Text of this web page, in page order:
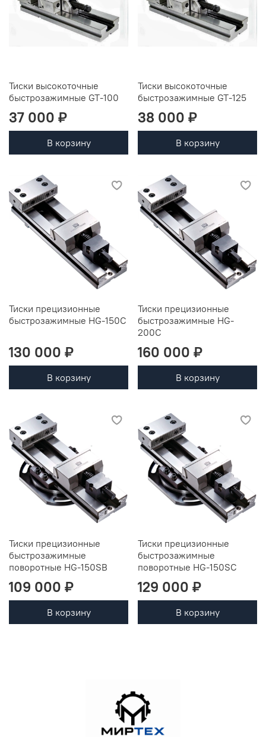
Тиски высокоточные
быстрозажимные GT-100
37 000 ₽
В корзину
Тиски высокоточные
быстрозажимные GT-125
38 000 ₽
В корзину
Тиски прецизионные
быстрозажимные HG-150C
130 000 ₽
В корзину
Тиски прецизионные
быстрозажимные HG-
200C
160 000 ₽
В корзину
Тиски прецизионные
быстрозажимные
поворотные HG-150SB
109 000 ₽
В корзину
Тиски прецизионные
быстрозажимные
поворотные HG-150SC
129 000 ₽
В корзину